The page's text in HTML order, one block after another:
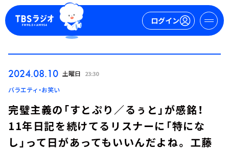
ログイン
ログイン
2024.08.10 土曜日 23:30
バラエティ・お笑い
完璧主義の「すとぷり／るぅと」が感銘！
11年日記を続けてるリスナーに「特にな
し」って日があってもいいんだよね。 工藤